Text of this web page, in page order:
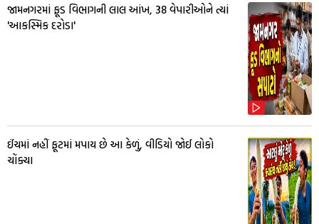
જામનગરમાં ફૂડ વિભાગની લાલ આંખ, 38 વેપારીઓને ત્યાં
'આકસ્મિક દરોડા'
ઈંચમાં નહીં ફૂટમાં મપાય છે આ કેળું, વીડિયો જોઈ લોકો
ચોંક્યા